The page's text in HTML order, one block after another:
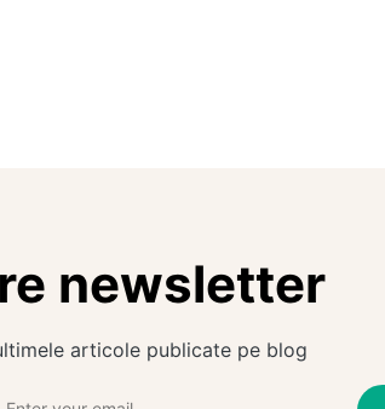
newsletter
articole publicate pe blog